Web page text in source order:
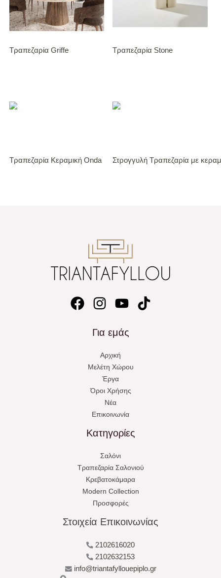
Τραπεζαρία Griffe Τραπεζαρία Stone
Τραπεζαρία Κεραμική Onda Στρογγυλή Τραπεζαρία με
Για εμάς
Αρχική
Μελέτη Χώρου
Έργα
Όροι Χρήσης
Νέα
Επικοινωνία
Κατηγορίες
Σαλόνι
Τραπεζαρία Σαλονιού
Κρεβατοκάμαρα
Modern Collection
Προσφορές
Στοιχεία Επικοινωνίας
2102616020
2102632153
info@triantafyllouepiplo.gr